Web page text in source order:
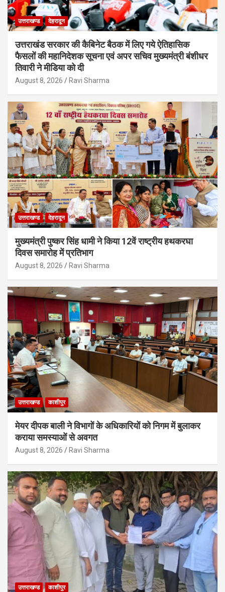
उत्तराखण्ड देहरादून
उत्तराखंड सरकार की कैबिनेट बैठक में लिए गये ऐतिहासिक
फैसलों की महानिदेशक सूचना एवं अपर सचिव मुख्यमंत्री बंशीधर
तिवारी ने मीडिया को दी
August 8, 2026 Ravi Sharma
उत्तराखण्ड देहरादून
मुख्यमंत्री पुष्कर सिंह धामी ने किया 12वें राष्ट्रीय हथकरघा
दिवस समारोह में प्रतिभाग
August 8, 2026 Ravi Sharma
उत्तराखण्ड काशीपुर
मेयर दीपक बाली ने विभागों के अधिकारियों को निगम में बुलाकर
कराया समस्याओं से अवगत
August 8, 2026 Ravi Sharma
उत्तराखण्ड काशीपुर